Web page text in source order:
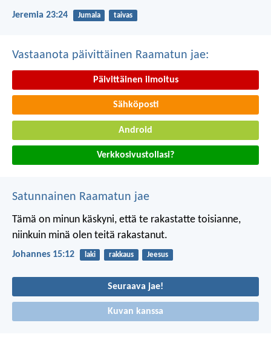
Jeremia 23:24 Jumala taivas
Vastaanota päivittäinen Raamatun jae:
Päivittäinen ilmoitus
Sähköposti
Android
Verkkosivustollasi?
Satunnainen Raamatun jae
Tämä on minun käskyni, että te rakastatte toisianne,
niinkuin minä olen teitä rakastanut.
Johannes 15:12 laki rakkaus Jeesus
Seuraava jae!
Kuvan kanssa